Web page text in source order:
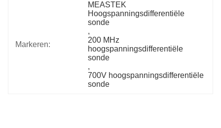
Markeren:
MEASTEK
Hoogspanningsdifferentiële
sonde
,
200 MHz
hoogspanningsdifferentiële
sonde
,
700V hoogspanningsdifferentiële
sonde